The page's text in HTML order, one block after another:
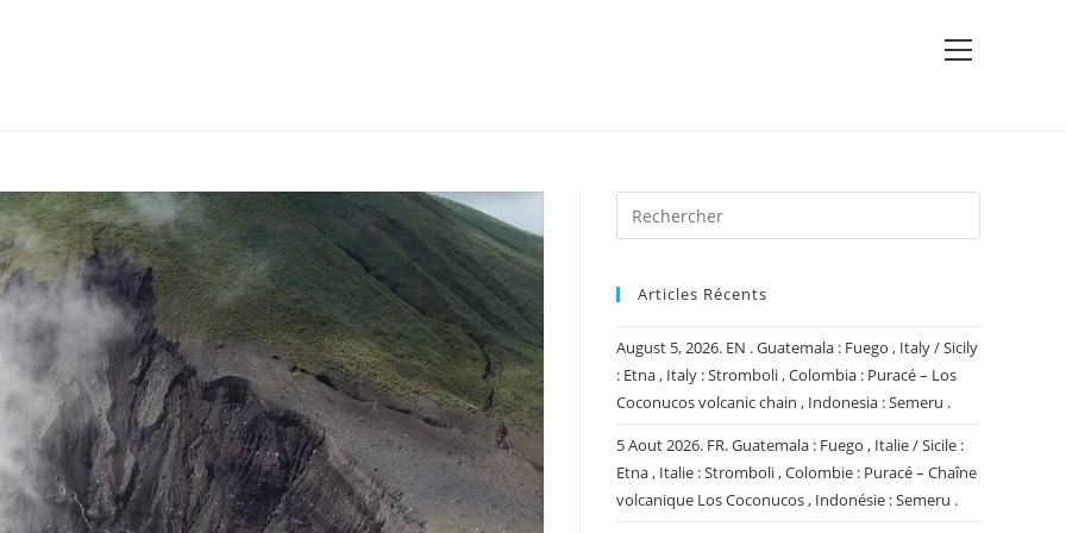
View
Articles Récents
August 5, 2026. EN . Guatemala : Fuego , Italy / Sicily
: Etna , Italy : Stromboli , Colombia : Puracé – Los
Coconucos volcanic chain , Indonesia : Semeru .
5 Aout 2026. FR. Guatemala : Fuego , Italie / Sicile :
Etna , Italie : Stromboli , Colombie : Puracé – Chaîne
volcanique Los Coconucos , Indonésie : Semeru .